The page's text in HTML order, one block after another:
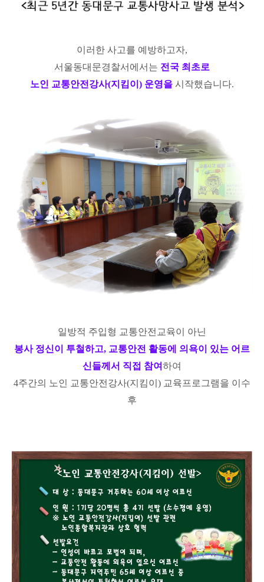
이러한 사고를 예방하고자,
서울동대문경찰서에서는 전국 최초로
노인 교통안전강사(지킴이) 운영을 시작했습니다.
일방적 주입형 교통안전교육이 아닌
봉사 정신이 투철하고, 교통안전 활동에 의욕이 있는 어르
신들께서 직접 참여하여
4주간의 노인 교통안전강사(지킴이) 교육프로그램을 이수
후